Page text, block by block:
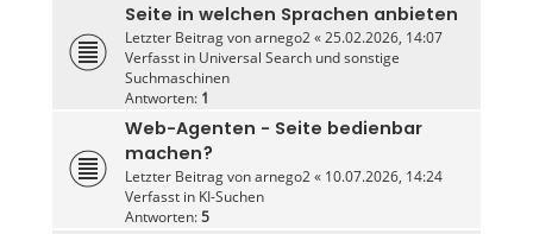
Seite in welchen Sprachen anbieten
Letzter Beitrag vonarnego2«25.02.2026, 14:07
Verfasst in Universal Search und sonstige
Suchmaschinen
Antworten: 1
Web-Agenten - Seite bedienbar
machen?
Letzter Beitrag vonarnego2« 10.07.2026, 14:24
Verfasst in KI-Suchen
Antworten:5